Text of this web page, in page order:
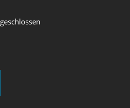
geschlossen